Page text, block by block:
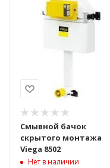
Смывной бачок
скрытого монтажа
Viega 8502
Нет в наличии